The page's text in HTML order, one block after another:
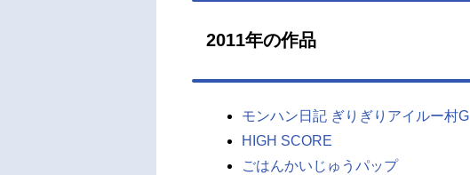
2011年の作品
モンハン日記 ぎりぎりアイルー村G
HIGH SCORE
ごはんかいじゅうパップ